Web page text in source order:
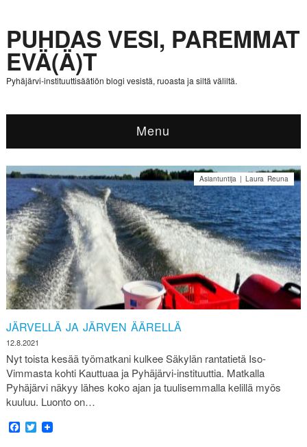
PUHDAS VESI, PAREMMAT
EVÄ(Ä)T
Pyhäjärvi-instituuttisäätiön blogi vesistä, ruoasta ja siltä väliltä.
Menu
JÄRVELLÄ JA JÄRVEN ÄÄRELLÄ
12.8.2021
Asiantuntija | Laura Reuna
Nyt toista kesää työmatkani kulkee Säkylän rantatietä Iso-
Vimmasta kohti Kauttuaa ja Pyhäjärvi-instituuttia. Matkalla
Pyhäjärvi näkyy lähes koko ajan ja tuulisemmalla kelillä myös
kuuluu. Luonto on…
Facebook
Twitter